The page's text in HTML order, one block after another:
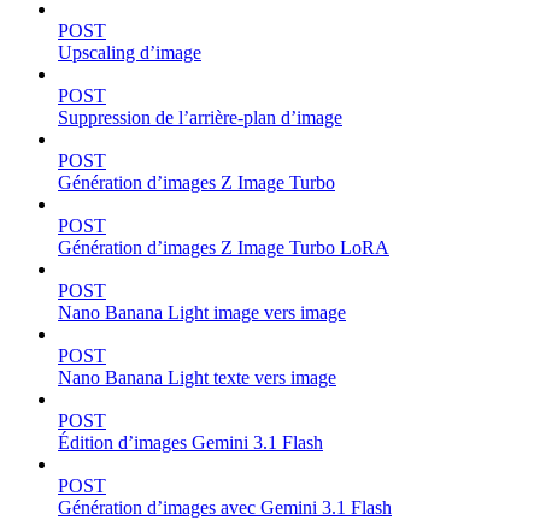
POST
Upscaling d’image
POST
Suppression de l’arrière-plan d’image
POST
Génération d’images Z Image Turbo
POST
Génération d’images Z Image Turbo LoRA
POST
Nano Banana Light image vers image
POST
Nano Banana Light texte vers image
POST
Édition d’images Gemini 3.1 Flash
POST
Génération d’images avec Gemini 3.1 Flash